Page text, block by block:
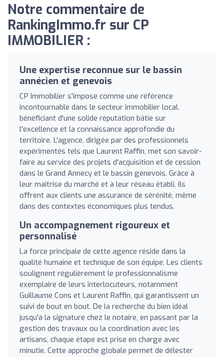
Notre commentaire de
RankingImmo.fr sur CP
IMMOBILIER :
Une expertise reconnue sur le bassin
annécien et genevois
CP Immobilier s'impose comme une référence
incontournable dans le secteur immobilier local,
bénéficiant d'une solide réputation bâtie sur
l'excellence et la connaissance approfondie du
territoire. L'agence, dirigée par des professionnels
expérimentés tels que Laurent Raffin, met son savoir-
faire au service des projets d'acquisition et de cession
dans le Grand Annecy et le bassin genevois. Grâce à
leur maîtrise du marché et à leur réseau établi, ils
offrent aux clients une assurance de sérénité, même
dans des contextes économiques plus tendus.
Un accompagnement rigoureux et
personnalisé
La force principale de cette agence réside dans la
qualité humaine et technique de son équipe. Les clients
soulignent régulièrement le professionnalisme
exemplaire de leurs interlocuteurs, notamment
Guillaume Cons et Laurent Raffin, qui garantissent un
suivi de bout en bout. De la recherche du bien idéal
jusqu'à la signature chez le notaire, en passant par la
gestion des travaux ou la coordination avec les
artisans, chaque étape est prise en charge avec
minutie. Cette approche globale permet de délester